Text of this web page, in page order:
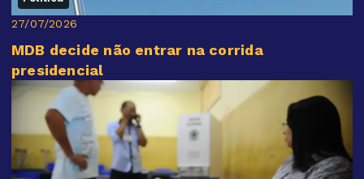
27/07/2026
MDB decide não entrar na corrida
presidencial